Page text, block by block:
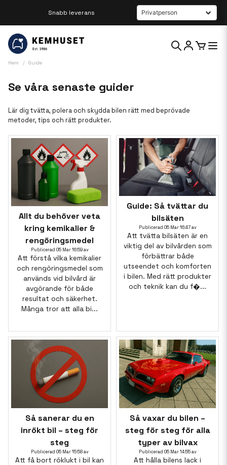
Snabb leverans
Beställ innan kl 12 så skickar vi samma dag
Hem Guide
Se våra senaste guider
Lär dig tvätta, polera och skydda bilen rätt med beprövade
metoder, tips och rätt produkter.
Allt du behöver veta
kring kemikalier &
rengöringsmedel
Publicerad 05 Mar 16:59 av
Att förstå vilka kemikalier
och rengöringsmedel som
används vid bilvård är
avgörande för både
resultat och säkerhet.
Många tror att alla bi...
Guide: Så tvättar du
bilsäten
Publicerad 05 Mar 16:47 av
Att tvätta bilsäten är en
viktig del av bilvården som
förbättrar både
utseendet och komforten
i bilen. Med rätt produkter
och teknik kan du f�...
Så sanerar du en
inrökt bil – steg för
steg
Publicerad 05 Mar 15:58 av
Att få bort röklukt i bil kan
Så vaxar du bilen –
steg för steg för alla
typer av bilvax
Publicerad 05 Mar 14:55 av
Att hålla bilens lack i